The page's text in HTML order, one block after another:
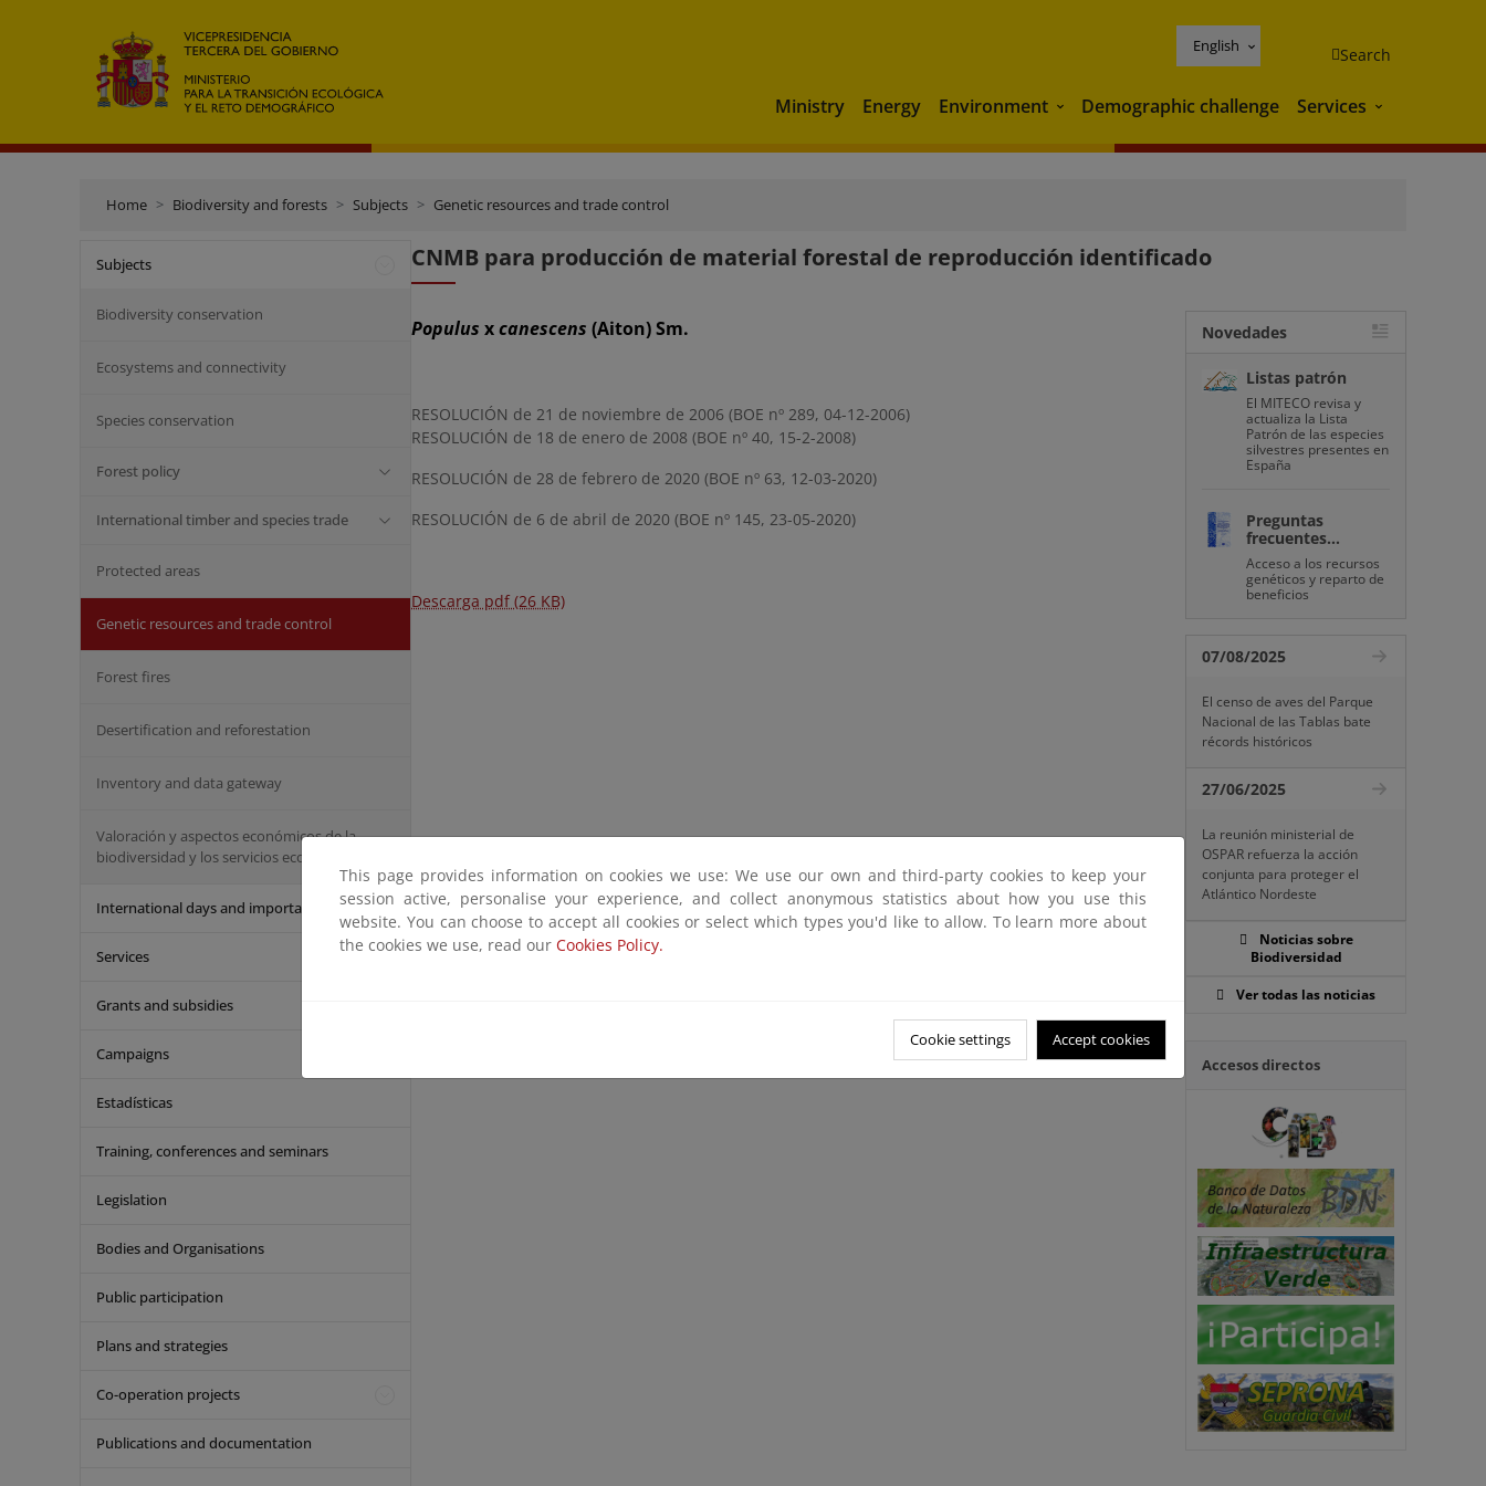
English Search
Ministry Energy Environment Environment
Demographic challenge Services Services
Home Biodiversity and forests Subjects Genetic resources and trade control
Subjects
Biodiversity conservation
Ecosystems and connectivity
Species conservation
Forest policy
International timber and species trade
Protected areas
Genetic resources and trade control
Forest fires
Desertification and reforestation
Inventory and data gateway
Valoración y aspectos económicos de la
biodiversidad y los servicios ecosistémicos
International days and important dates
Services
Grants and subsidies
Campaigns
Estadísticas
Training, conferences and seminars
Legislation
Bodies and Organisations
Public participation
Plans and strategies
Co-operation projects
Publications and documentation
CNMB para producción de material forestal de reproducción identificado
Populus xcanescens (Aiton) Sm.
RESOLUCIÓN de 21 de noviembre de 2006 (BOE nº 289, 04-12-2006)
RESOLUCIÓN de 18 de enero de 2008 (BOE nº 40, 15-2-2008)
RESOLUCIÓN de 28 de febrero de 2020 (BOE nº 63, 12-03-2020)
RESOLUCIÓN de 6 de abril de 2020 (BOE nº 145, 23-05-2020)
Descarga pdf (26 KB)
Novedades
Listas patrón
El MITECO revisa y
actualiza la Lista
Patrón de las especies
silvestres presentes en
España
Preguntas
frecuentes...
Acceso a los recursos
genéticos y reparto de
beneficios
07/08/2025
El censo de aves del Parque
Nacional de las Tablas bate
récords históricos
27/06/2025
La reunión ministerial de
OSPAR refuerza la acción
conjunta para proteger el
Atlántico Nordeste
Noticias sobre
Biodiversidad
Ver todas las noticias
Accesos directos
This page provides information on cookies we use: We use our own and third-party cookies to keep your
session active, personalise your experience, and collect anonymous statistics about how you use this
website. You can choose to accept all cookies or select which types you'd like to allow. To learn more about
the cookies we use, read our Cookies Policy.
Cookie settings Accept cookies